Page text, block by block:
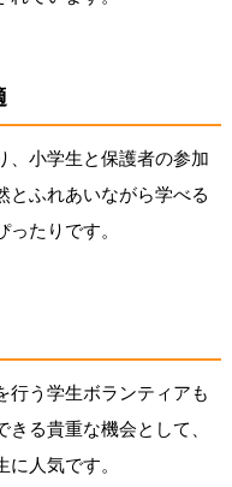
、小学生と保護者の参加
とふれあいながら学べる
たりです。
行う学生ボランティアも
る貴重な機会として、
人気です。